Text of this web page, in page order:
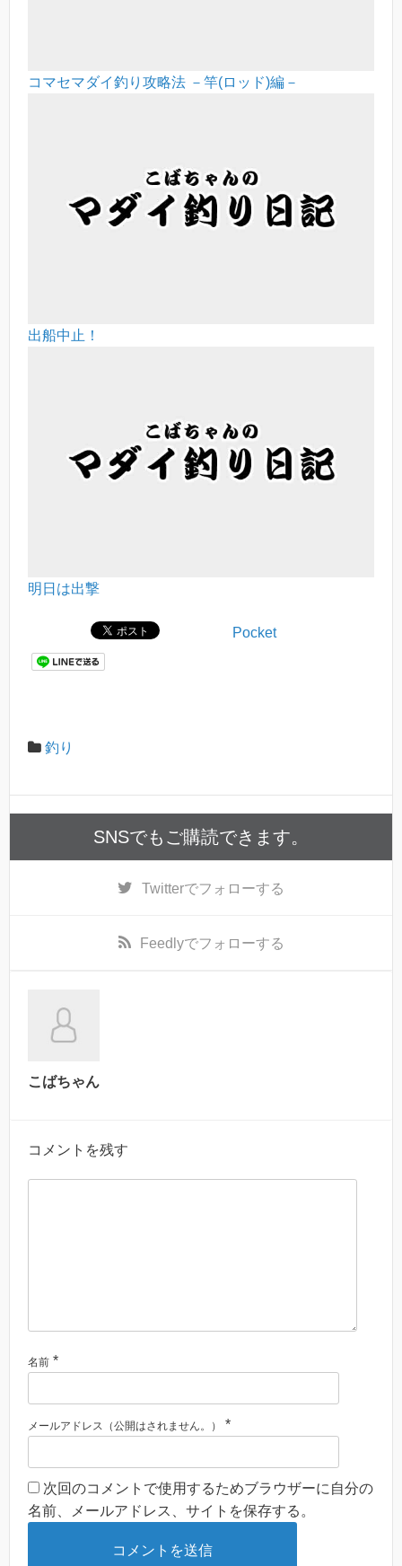
コマセマダイ釣り攻略法 －竿(ロッド)編－
出船中止！
明日は出撃
Pocket
釣り
SNSでもご購読できます。
Twitterでフォローする
Feedlyでフォローする
こばちゃん
コメントを残す
名前 *
メールアドレス（公開はされません。） *
次回のコメントで使用するためブラウザーに自分の
名前、メールアドレス、サイトを保存する。